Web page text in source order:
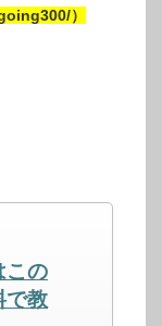
）
この
で教